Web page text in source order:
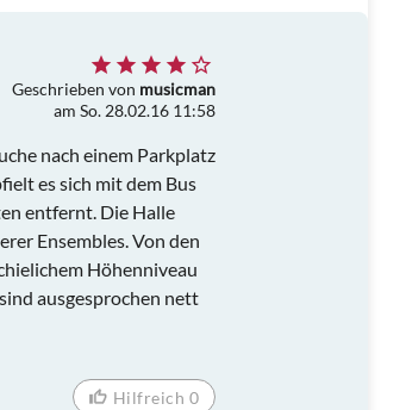
Geschrieben von musicman
am So. 28.02.16 11:58
nach einem Parkplatz
es sich mit dem Bus
entfernt. Die Halle
Ensembles. Von den
Höhenniveau
ausgesprochen nett
Hilfreich 0